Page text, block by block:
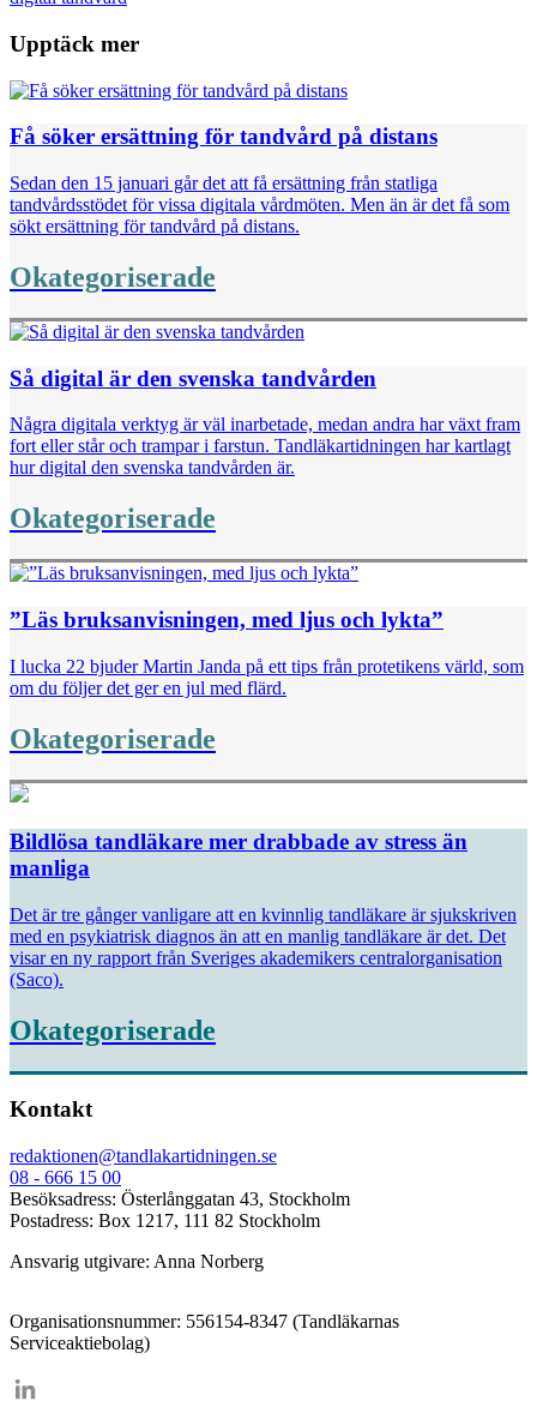
Upptäck mer
Få söker ersättning för tandvård på distans
Sedan den 15 januari går det att få ersättning från statliga
tandvårdsstödet för vissa digitala vårdmöten. Men än är det få som
sökt ersättning för tandvård på distans.
Okategoriserade
Så digital är den svenska tandvården
Några digitala verktyg är väl inarbetade, medan andra har växt fram
fort eller står och trampar i farstun. Tandläkartidningen har kartlagt
hur digital den svenska tandvården är.
Okategoriserade
”Läs bruksanvisningen, med ljus och lykta”
I lucka 22 bjuder Martin Janda på ett tips från protetikens värld, som
om du följer det ger en jul med flärd.
Okategoriserade
Bildlösa tandläkare mer drabbade av stress än
manliga
Det är tre gånger vanligare att en kvinnlig tandläkare är sjukskriven
med en psykiatrisk diagnos än att en manlig tandläkare är det. Det
visar en ny rapport från Sveriges akademikers centralorganisation
(Saco).
Okategoriserade
Kontakt
redaktionen@tandlakartidningen.se
08 - 666 15 00
Besöksadress: Österlånggatan 43, Stockholm
Postadress: Box 1217, 111 82 Stockholm
Ansvarig utgivare: Anna Norberg
Organisationsnummer: 556154-8347 (Tandläkarnas
Serviceaktiebolag)